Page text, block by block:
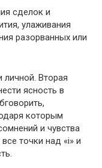
сделок и
улаживания
разорванных или
личной. Вторая
ясность в
которым
и чувства
точки над «i» и